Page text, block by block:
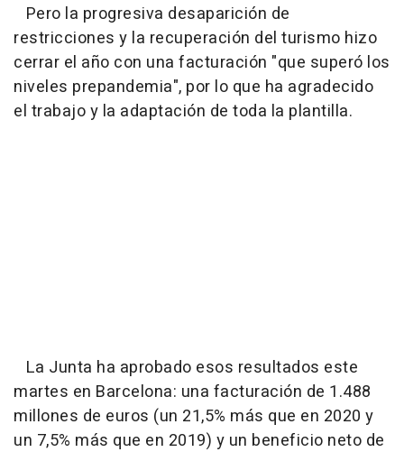
Pero la progresiva desaparición de
restricciones y la recuperación del turismo hizo
cerrar el año con una facturación "que superó los
niveles prepandemia", por lo que ha agradecido
el trabajo y la adaptación de toda la plantilla.
La Junta ha aprobado esos resultados este
martes en Barcelona: una facturación de 1.488
millones de euros (un 21,5% más que en 2020 y
un 7,5% más que en 2019) y un beneficio neto de